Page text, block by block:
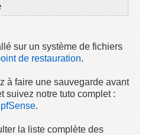
sur un système de fichiers
de restauration.
à faire une sauvegarde avant
suivez notre tuto complet :
.
la liste complète des